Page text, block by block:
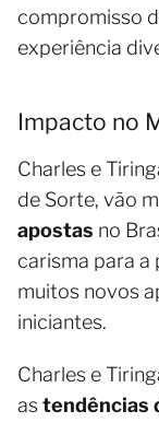
compromisso
experiência
Impacto no
Charles e
de Sorte, vão
apostas no
carisma para
muitos novos
iniciantes.
Charles e
astendências